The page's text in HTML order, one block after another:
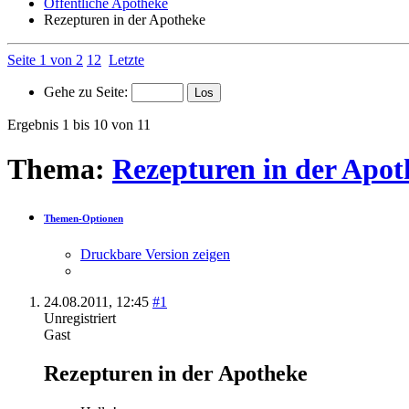
Rezepturen in der Apotheke
Seite 1 von 2 1 2 Letzte
Gehe zu Seite:
Ergebnis 1 bis 10 von 11
Thema: Rezepturen in der
Themen-Optionen
Druckbare Version zeigen
24.08.2011, 12:45 #1
Unregistriert
Gast
Rezepturen in der Apotheke